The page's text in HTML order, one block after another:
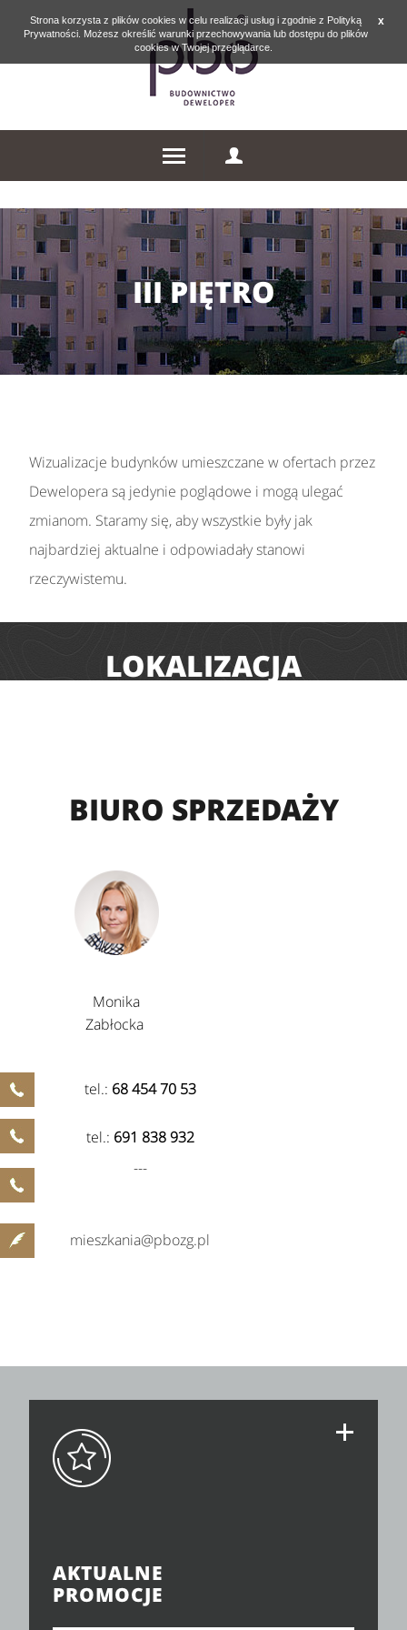
x
Strona korzysta z plików cookies w celu realizacji usług i zgodnie z Polityką
Prywatności. Możesz określić warunki przechowywania lub dostępu do plików
cookies w Twojej przeglądarce.
III PIĘTRO
Wizualizacje budynków umieszczane w ofertach przez
Dewelopera są jedynie poglądowe i mogą ulegać
zmianom. Staramy się, aby wszystkie były jak
najbardziej aktualne i odpowiadały stanowi
rzeczywistemu.
LOKALIZACJA
BIURO SPRZEDAŻY
Monika
Zabłocka
tel.: 68 454 70 53
tel.: 691 838 932
---
mieszkania@pbozg.pl
AKTUALNE
PROMOCJE